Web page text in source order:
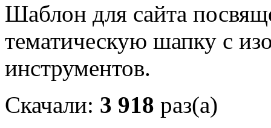
Шаблон для сайта
тематическую шапку с
инструментов.
Скачали: 3 918 раз(а)